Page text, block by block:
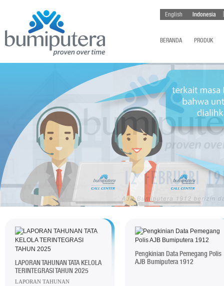
English Indonesia
BERANDA PRODUK
LAPORAN TAHUNAN TATA KELOLA
TERINTEGRASI TAHUN 2025
LAPORAN TAHUNAN
Pengkinian Data Pemegang Polis
AJB Bumiputera 1912